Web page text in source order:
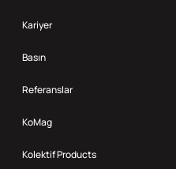
Kariyer
Basın
Referanslar
KoMag
Kolektif Products